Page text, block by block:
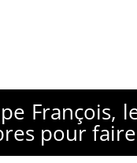
François,
pour